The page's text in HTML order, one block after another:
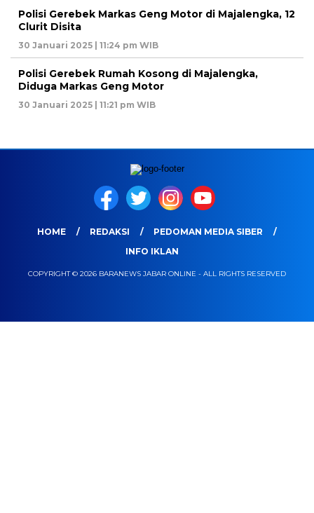
Polisi Gerebek Markas Geng Motor di Majalengka, 12
Clurit Disita
30 Januari 2025 | 11:24 pm WIB
Polisi Gerebek Rumah Kosong di Majalengka,
Diduga Markas Geng Motor
30 Januari 2025 | 11:21 pm WIB
HOME REDAKSI
PEDOMAN MEDIA SIBER
INFO IKLAN
COPYRIGHT © 2026 BARANEWS JABAR ONLINE - ALL RIGHTS RESERVED